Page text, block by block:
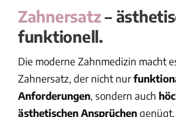
Zahnersatz–
funktionell.
Die moderne Zahnmedizin macht
Zahnersatz, der nicht nur
Anforderungen, sondern auch
ästhetischen Ansprüchengenügt.